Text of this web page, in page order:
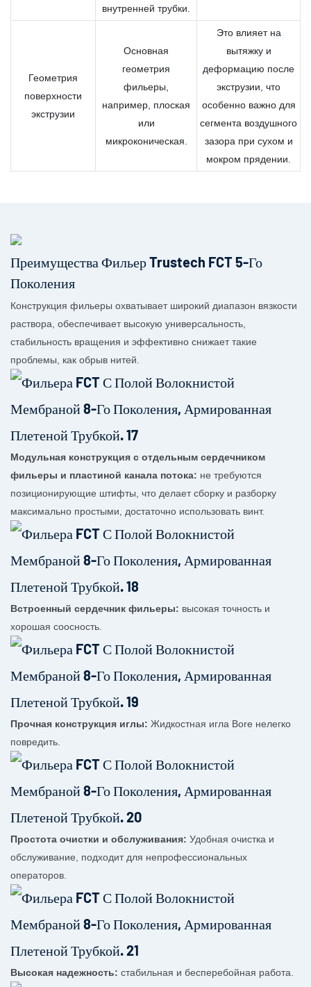
внутренней трубки.
Геометрия
поверхности
экструзии
Основная
геометрия
фильеры,
например, плоская
или
микроконическая.
Это влияет на
вытяжку и
деформацию после
экструзии, что
особенно важно для
сегмента воздушного
зазора при сухом и
мокром прядении.
Преимущества Фильер Trustech FCT 5-Го
Поколения
Конструкция фильеры охватывает широкий диапазон вязкости
раствора, обеспечивает высокую универсальность,
стабильность вращения и эффективно снижает такие
проблемы, как обрыв нитей.
Модульная конструкция с отдельным сердечником
фильеры и пластиной канала потока: не требуются
позиционирующие штифты, что делает сборку и разборку
максимально простыми, достаточно использовать винт.
Встроенный сердечник фильеры: высокая точность и
хорошая соосность.
Прочная конструкция иглы: Жидкостная игла Bore нелегко
повредить.
Простота очистки и обслуживания: Удобная очистка и
обслуживание, подходит для непрофессиональных
операторов.
Высокая надежность: стабильная и бесперебойная работа.